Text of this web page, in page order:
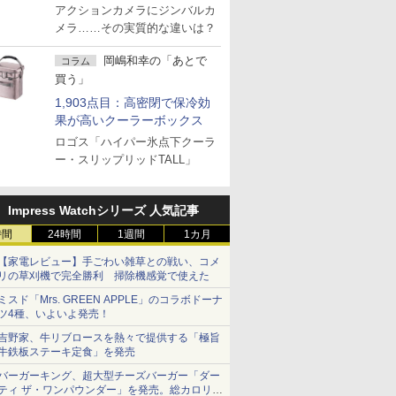
アクションカメラにジンバルカ
メラ……その実質的な違いは？
コラム
岡嶋和幸の「あとで
買う」
1,903点目：高密閉で保冷効
果が高いクーラーボックス
ロゴス「ハイパー氷点下クーラ
ー・スリップリッドTALL」
Impress Watchシリーズ 人気記事
24時間 1週間 1カ月
家電レビュー】手ごわい雑草との戦い、コメ
の草刈機で完全勝利 掃除機感覚で使えた
スド「Mrs. GREEN APPLE」のコラボドーナ
4種、いよいよ発売！
野家、牛リブロースを熱々で提供する「極旨
鉄板ステーキ定食」を発売
ーガーキング、超大型チーズバーガー「ダー
ィ ザ・ワンパウンダー」を発売。総カロリー